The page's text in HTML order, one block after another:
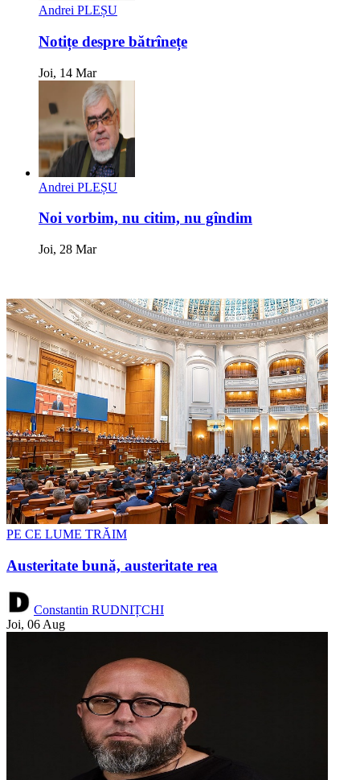
Andrei PLEȘU
Notițe despre bătrînețe
Joi, 14 Mar
Andrei PLEȘU
Noi vorbim, nu citim, nu gîndim
Joi, 28 Mar
PE CE LUME TRĂIM
Austeritate bună, austeritate rea
Constantin RUDNIȚCHI
Joi, 06 Aug